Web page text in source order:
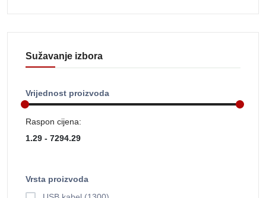
Sužavanje izbora
Vrijednost proizvoda
Raspon cijena:
Vrsta proizvoda